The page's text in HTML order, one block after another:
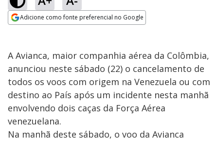
Adicione como fonte preferencial no Google
A Avianca, maior companhia aérea da Colômbia,
anunciou neste sábado (22) o cancelamento de
todos os voos com origem na Venezuela ou com
destino ao País após um incidente nesta manhã
envolvendo dois caças da Força Aérea
venezuelana.
Na manhã deste sábado, o voo da Avianca